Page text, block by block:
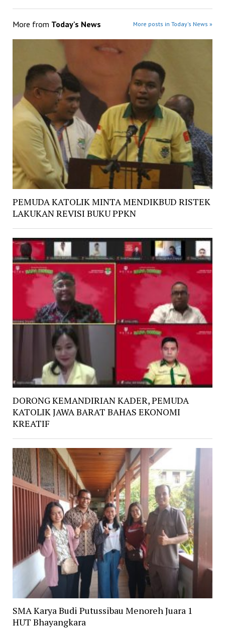
More from Today's News More posts in Today's News »
PEMUDA KATOLIK MINTA MENDIKBUD RISTEK
LAKUKAN REVISI BUKU PPKN
DORONG KEMANDIRIAN KADER, PEMUDA
KATOLIK JAWA BARAT BAHAS EKONOMI
KREATIF
SMA Karya Budi Putussibau Menoreh Juara 1
HUT Bhayangkara